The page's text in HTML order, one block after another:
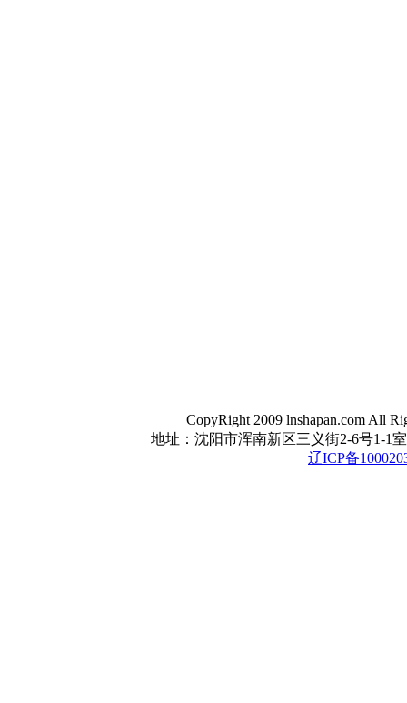
CopyRight 2009 lnshapan.com All
地址：沈阳市浑南新区三义街2-6号1-1
辽ICP备